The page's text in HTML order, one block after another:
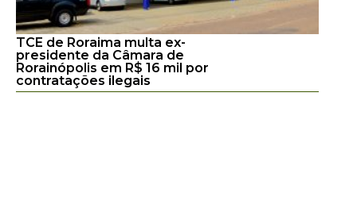
TCE de Roraima multa ex-
presidente da Câmara de
Rorainópolis em R$ 16 mil por
contratações ilegais